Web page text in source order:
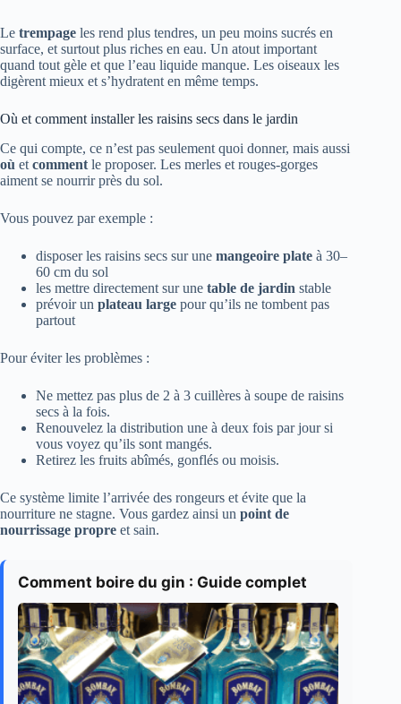
Le trempage les rend plus tendres, un peu moins sucrés en
surface, et surtout plus riches en eau. Un atout important
quand tout gèle et que l’eau liquide manque. Les oiseaux les
digèrent mieux et s’hydratent en même temps.
Où et comment installer les raisins secs dans le jardin
Ce qui compte, ce n’est pas seulement quoi donner, mais aussi
où et comment le proposer. Les merles et rouges-gorges
aiment se nourrir près du sol.
Vous pouvez par exemple :
disposer les raisins secs sur une mangeoire plate à 30–
60 cm du sol
les mettre directement sur une table de jardin stable
prévoir un plateau large pour qu’ils ne tombent pas
partout
Pour éviter les problèmes :
Ne mettez pas plus de 2 à 3 cuillères à soupe de raisins
secs à la fois.
Renouvelez la distribution une à deux fois par jour si
vous voyez qu’ils sont mangés.
Retirez les fruits abîmés, gonflés ou moisis.
Ce système limite l’arrivée des rongeurs et évite que la
nourriture ne stagne. Vous gardez ainsi un point de
nourrissage propre et sain.
Comment boire du gin : Guide complet